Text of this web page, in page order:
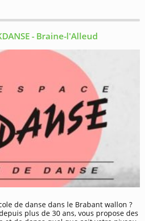
- Braine-l'Alleud
de danse dans le Brabant wallon ?
plus de 30 ans, vous propose des